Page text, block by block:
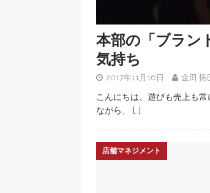
本部の「ブラン
気持ち
2017年11月16日 金田 拓
こんにちは、遊びも売上も
ながら、
[…]
店舗マネジメント